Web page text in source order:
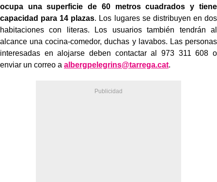
ocupa una superficie de 60 metros cuadrados y tiene
capacidad para 14 plazas. Los lugares se distribuyen en dos
habitaciones con literas. Los usuarios también tendrán al
alcance una cocina-comedor, duchas y lavabos. Las personas
interesadas en alojarse deben contactar al 973 311 608 o
enviar un correo a albergpelegrins@tarrega.cat.